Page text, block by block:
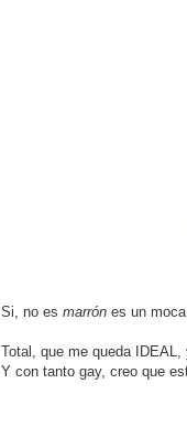
Si, no es marrón es un
Total, que me queda
Y con tanto gay, creo que